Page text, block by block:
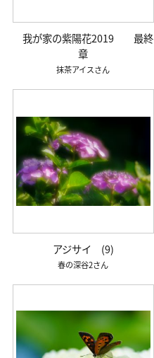
我が家の紫陽花2019 最終
章
抹茶アイス
アジサイ (9)
春の深谷2